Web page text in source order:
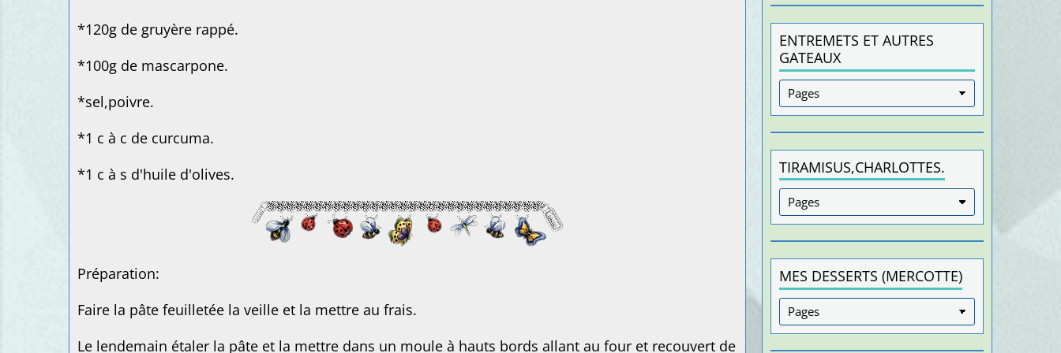
*120g de gruyère rappé.
*100g de mascarpone.
*sel,poivre.
*1 c à c de curcuma.
*1 c à s d'huile d'olives.
Préparation:
Faire la pâte feuilletée la veille et la mettre au frais.
Le lendemain étaler la pâte et la mettre dans un moule à hauts bords allant au four et recouvert de
ENTREMETS ET AUTRES
GATEAUX
TIRAMISUS,CHARLOTTES.
MES DESSERTS (MERCOTTE)